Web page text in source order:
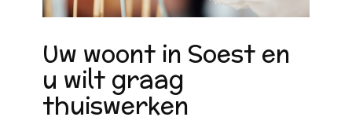
Uw woont in Soest en
u wilt graag
thuiswerken